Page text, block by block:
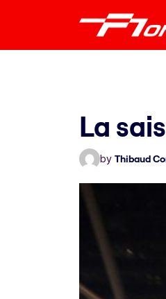
La
by Thibaud